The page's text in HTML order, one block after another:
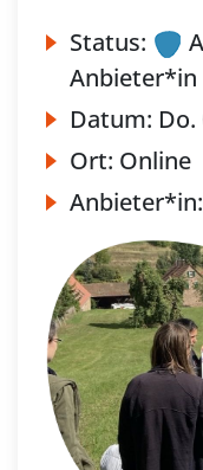
Status:
Anbieter*in
Datum: Do.
Ort: Online
Anbieter*in: